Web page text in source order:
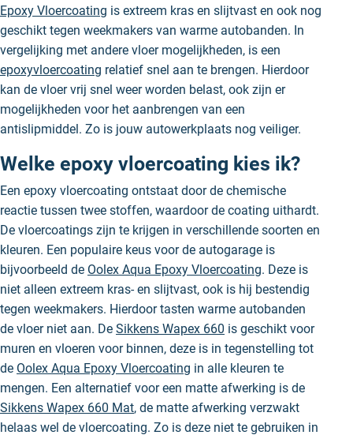
Epoxy Vloercoating is extreem kras en slijtvast en ook nog
geschikt tegen weekmakers van warme autobanden. In
vergelijking met andere vloer mogelijkheden, is een
epoxyvloercoating relatief snel aan te brengen. Hierdoor
kan de vloer vrij snel weer worden belast, ook zijn er
mogelijkheden voor het aanbrengen van een
antislipmiddel. Zo is jouw autowerkplaats nog veiliger.
Welke epoxy vloercoating kies ik?
Een epoxy vloercoating ontstaat door de chemische
reactie tussen twee stoffen, waardoor de coating uithardt.
De vloercoatings zijn te krijgen in verschillende soorten en
kleuren. Een populaire keus voor de autogarage is
bijvoorbeeld de Oolex Aqua Epoxy Vloercoating. Deze is
niet alleen extreem kras- en slijtvast, ook is hij bestendig
tegen weekmakers. Hierdoor tasten warme autobanden
de vloer niet aan. De Sikkens Wapex 660 is geschikt voor
muren en vloeren voor binnen, deze is in tegenstelling tot
de Oolex Aqua Epoxy Vloercoating in alle kleuren te
mengen. Een alternatief voor een matte afwerking is de
Sikkens Wapex 660 Mat, de matte afwerking verzwakt
helaas wel de vloercoating. Zo is deze niet te gebruiken in